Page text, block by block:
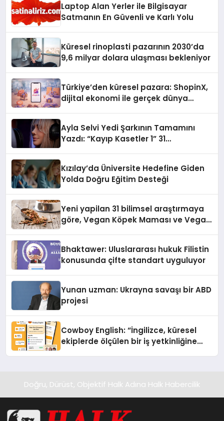
Laptop Alan Yerler ile Bilgisayar
Satmanın En Güvenli ve Karlı Yolu
Küresel rinoplasti pazarının 2030’da
9,6 milyar dolara ulaşması bekleniyor
Türkiye’den küresel pazara: ShopinX,
dijital ekonomi ile gerçek dünya
Ayla Selvi Yedi Şarkının Tamamını
Yazdı: “Kayıp Kasetler 1” 31
Kızılay’da Üniversite Hedefine Giden
Yolda Doğru Eğitim Desteği
Yeni yapilan 31 bilimsel araştırmaya
göre, Vegan Köpek Maması ve Vegan
Bhaktawer: Uluslararası hukuk Filistin
konusunda çifte standart uyguluyor
Yunan uzman: Ukrayna savaşı bir ABD
projesi
Cowboy English: “İngilizce, küresel
ekiplerde ölçülen bir iş yetkinliğine
Doğru, Dürüst, Objektif Halk Adına Halk Habercilik